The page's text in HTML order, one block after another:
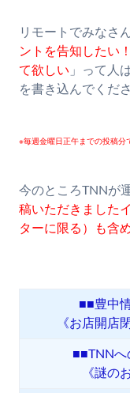
リモートでみなさ
ントを告知したい！
て欲しい 」って人は
を書き込んでくださ
※毎週金曜日正午までの投稿分
今のところTNNが
稿いただきました
ターに限る）も含
■■豊中
《お店開店
■■TNNへ
《謎の